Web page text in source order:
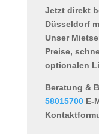
Jetzt direkt
Düsseldorf
Unser
Preise,
optionalen
Beratung &
58015700E-